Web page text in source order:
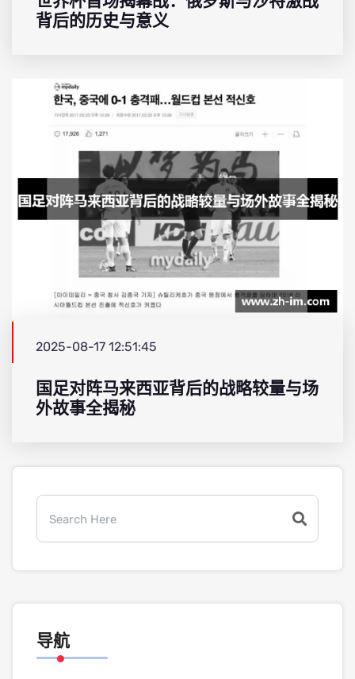
背后的历史与意义
2025-08-17 12:51:45
国足对阵马来西亚背后的战略较量与场
外故事全揭秘
导航